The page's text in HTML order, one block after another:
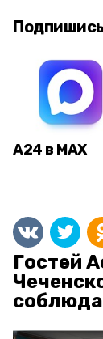
А24 в MAX
Гостей